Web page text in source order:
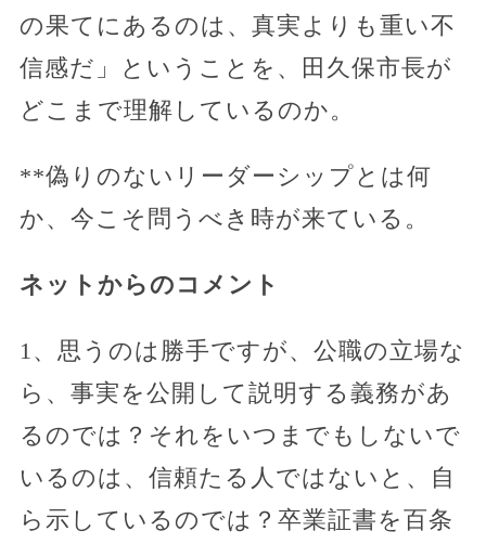
の果てにあるのは、真実よりも重い不
信感だ」ということを、田久保市長が
どこまで理解しているのか。
**偽りのないリーダーシップとは何
か、今こそ問うべき時が来ている。
ネットからのコメント
1、思うのは勝手ですが、公職の立場な
ら、事実を公開して説明する義務があ
るのでは？それをいつまでもしないで
いるのは、信頼たる人ではないと、自
ら示しているのでは？卒業証書を百条